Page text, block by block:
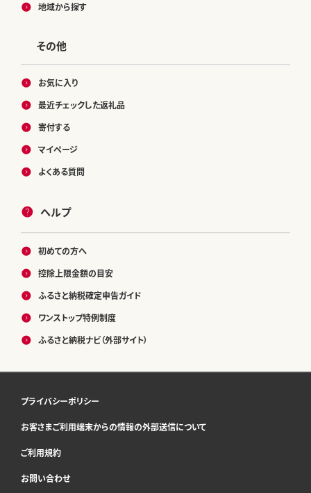
地域から探す
その他
お気に入り
最近チェックした返礼品
寄付する
マイページ
よくある質問
ヘルプ
初めての方へ
控除上限金額の目安
ふるさと納税確定申告ガイド
ワンストップ特例制度
ふるさと納税ナビ（外部サイト）
プライバシーポリシー
お客さまご利用端末からの情報の外部送信について
ご利用規約
お問い合わせ